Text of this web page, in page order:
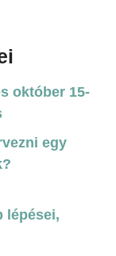
október 15-
egy
lépései,